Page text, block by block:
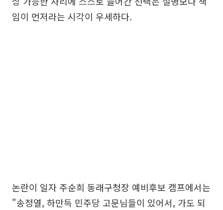
임이 먼저라는 시각이 우세하다.
논란이 일자 주순희 동래구청장 예비후보 캠프에서는
"송정열, 하만득 민주당 고문님들이 있어서, 가도 되